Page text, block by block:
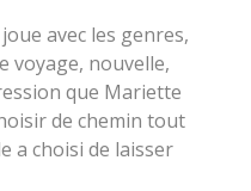
avec les genres,
voyage, nouvelle,
que Mariette
de chemin tout
a choisi de laisser